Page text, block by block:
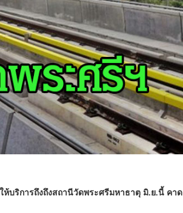
บริการถึงถึงสถานีวัดพระศรีมหาธาตุ มิ.ย.นี้ คาด